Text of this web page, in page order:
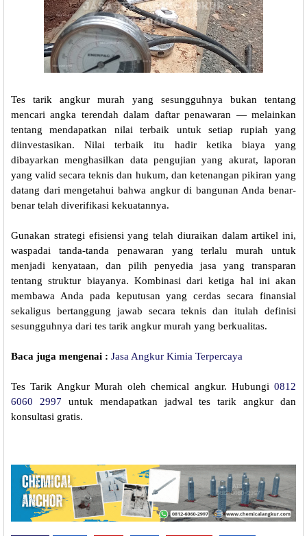
Tes tarik angkur murah yang sesungguhnya bukan tentang
mencari angka terendah dalam daftar penawaran — melainkan
tentang mendapatkan nilai terbaik untuk setiap rupiah yang
diinvestasikan. Nilai terbaik itu hadir ketika biaya yang
dibayarkan menghasilkan data pengujian yang akurat, laporan
yang valid secara teknis dan hukum, dan ketenangan pikiran yang
datang dari mengetahui bahwa angkur di bangunan Anda benar-
benar telah diverifikasi kekuatannya.
Gunakan strategi efisiensi yang telah diuraikan dalam artikel ini,
waspadai tanda-tanda penawaran yang terlalu murah untuk
menjadi kenyataan, dan pilih penyedia jasa yang transparan
tentang struktur biayanya. Kombinasi dari ketiga hal ini akan
membawa Anda pada keputusan yang cerdas secara finansial
sekaligus bertanggung jawab secara teknis dan itulah definisi
sesungguhnya dari tes tarik angkur murah yang berkualitas.
Baca juga mengenai : Jasa Angkur Kimia Terpercaya
Tes Tarik Angkur Murah oleh chemical angkur. Hubungi 0812
6060 2997 untuk mendapatkan jadwal tes tarik angkur dan
konsultasi gratis.